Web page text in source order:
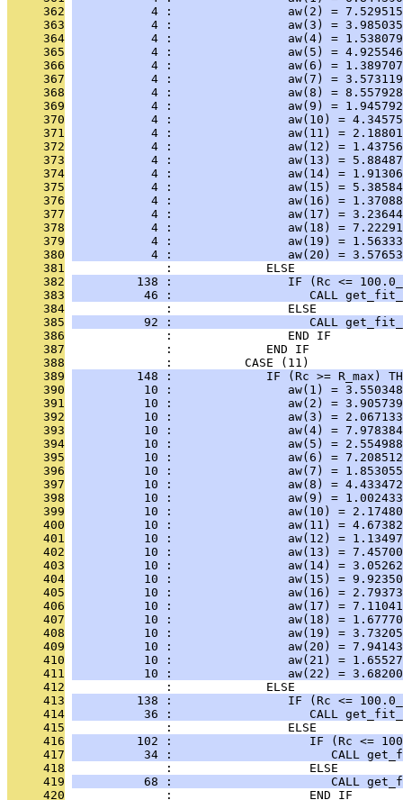
     362
4 :                aw(2) =
     363
4 :                aw(3) =
     364
4 :                aw(4) =
     365
4 :                aw(5) =
     366
4 :                aw(6) =
     367
4 :                aw(7) =
     368
4 :                aw(8) =
     369
4 :                aw(9) =
     370
4 :                aw(10) =
     371
4 :                aw(11) =
     372
4 :                aw(12) =
     373
4 :                aw(13) =
     374
4 :                aw(14) =
     375
4 :                aw(15) =
     376
4 :                aw(16) =
     377
4 :                aw(17) =
     378
4 :                aw(18) =
     379
4 :                aw(19) =
     380
4 :                aw(20) =
     381
              :             ELSE
     382
138 :                IF (Rc <=
     383
46 :                   CALL
     384
              :                ELSE
     385
92 :                   CALL
     386
              :                END IF
     387
              :             END IF
     388
              :          CASE (11)
     389
148 :             IF (Rc >= R_max)
     390
10 :                aw(1) =
     391
10 :                aw(2) =
     392
10 :                aw(3) =
     393
10 :                aw(4) =
     394
10 :                aw(5) =
     395
10 :                aw(6) =
     396
10 :                aw(7) =
     397
10 :                aw(8) =
     398
10 :                aw(9) =
     399
10 :                aw(10) =
     400
10 :                aw(11) =
     401
10 :                aw(12) =
     402
10 :                aw(13) =
     403
10 :                aw(14) =
     404
10 :                aw(15) =
     405
10 :                aw(16) =
     406
10 :                aw(17) =
     407
10 :                aw(18) =
     408
10 :                aw(19) =
     409
10 :                aw(20) =
     410
10 :                aw(21) =
     411
10 :                aw(22) =
     412
              :             ELSE
     413
138 :                IF (Rc <=
     414
36 :                   CALL
     415
              :                ELSE
     416
102 :                   IF (Rc <=
     417
34 :                      CALL
     418
              :                   ELSE
     419
68 :                      CALL
     420
              :                   END IF